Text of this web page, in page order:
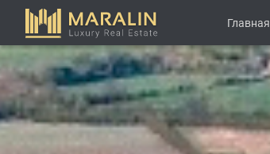
Главная